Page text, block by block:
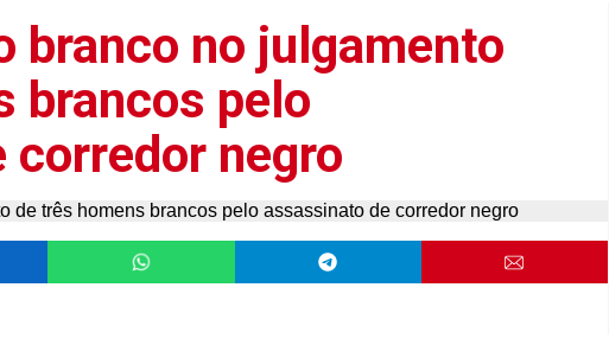
branco no julgamento
brancos pelo
negro